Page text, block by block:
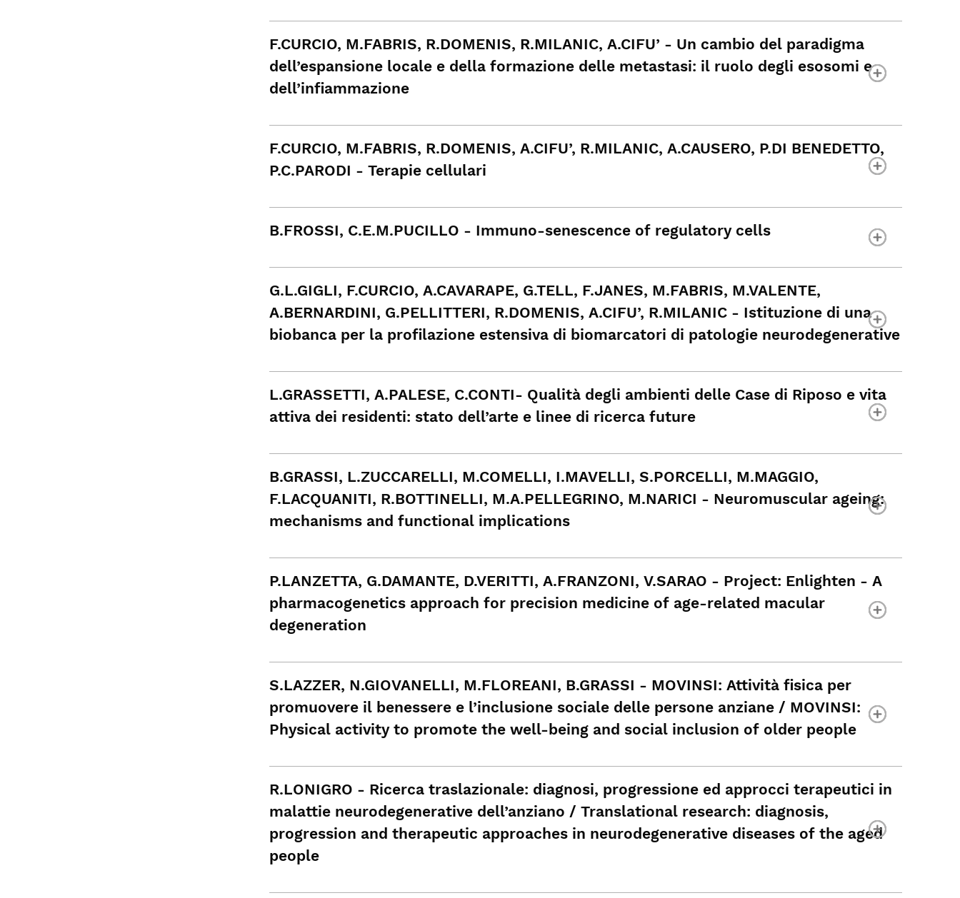
F.CURCIO, M.FABRIS, R.DOMENIS, R.MILANIC, A.CIFU’ - Un cambio del paradigma
dell’espansione locale e della formazione delle metastasi: il ruolo degli esosomi e
dell’inﬁammazione
F.CURCIO, M.FABRIS, R.DOMENIS, A.CIFU’, R.MILANIC, A.CAUSERO, P.DI BENEDETTO,
P.C.PARODI - Terapie cellulari
B.FROSSI, C.E.M.PUCILLO - Immuno-senescence of regulatory cells
G.L.GIGLI, F.CURCIO, A.CAVARAPE, G.TELL, F.JANES, M.FABRIS, M.VALENTE,
A.BERNARDINI, G.PELLITTERI, R.DOMENIS, A.CIFU’, R.MILANIC - Istituzione di una
biobanca per la proﬁlazione estensiva di biomarcatori di patologie neurodegenerative
L.GRASSETTI, A.PALESE, C.CONTI- Qualità degli ambienti delle Case di Riposo e vita
attiva dei residenti: stato dell’arte e linee di ricerca future
B.GRASSI, L.ZUCCARELLI, M.COMELLI, I.MAVELLI, S.PORCELLI, M.MAGGIO,
F.LACQUANITI, R.BOTTINELLI, M.A.PELLEGRINO, M.NARICI - Neuromuscular ageing:
mechanisms and functional implications
P.LANZETTA, G.DAMANTE, D.VERITTI, A.FRANZONI, V.SARAO - Project: Enlighten - A
pharmacogenetics approach for precision medicine of age-related macular
degeneration
S.LAZZER, N.GIOVANELLI, M.FLOREANI, B.GRASSI - MOVINSI: Attività ﬁsica per
promuovere il benessere e l’inclusione sociale delle persone anziane / MOVINSI:
Physical activity to promote the well-being and social inclusion of older people
R.LONIGRO - Ricerca traslazionale: diagnosi, progressione ed approcci terapeutici in
malattie neurodegenerative dell’anziano / Translational research: diagnosis,
progression and therapeutic approaches in neurodegenerative diseases of the aged
people